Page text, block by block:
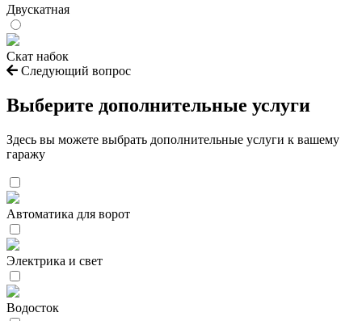
Двускатная
Скат набок
Следующий вопрос
Выберите дополнительные услуги
Здесь вы можете выбрать дополнительные услуги к вашему
гаражу
Автоматика для ворот
Электрика и свет
Водосток